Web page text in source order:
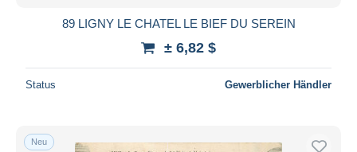
89 LIGNY LE CHATEL LE BIEF DU SEREIN
± 6,82 $
Status Gewerblicher Händler
Neu